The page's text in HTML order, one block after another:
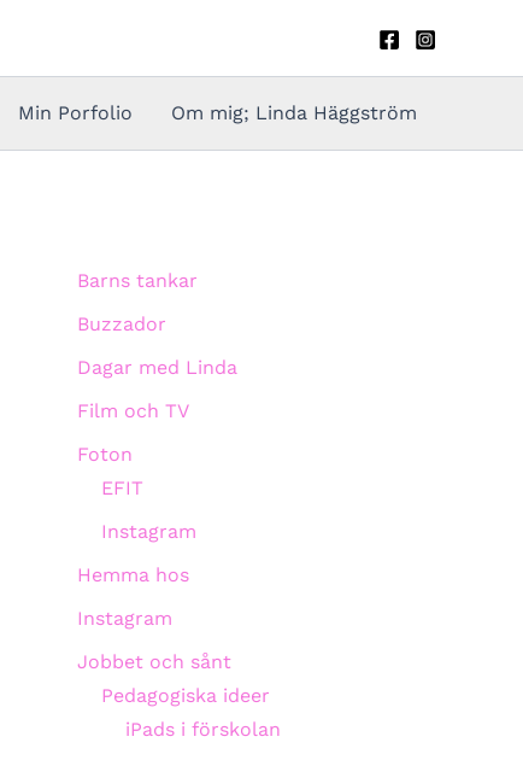
Min Porfolio Om mig; Linda Häggström
Barns tankar
Buzzador
Dagar med Linda
Film och TV
Foton
EFIT
Instagram
Hemma hos
Instagram
Jobbet och sånt
Pedagogiska ideer
iPads i förskolan